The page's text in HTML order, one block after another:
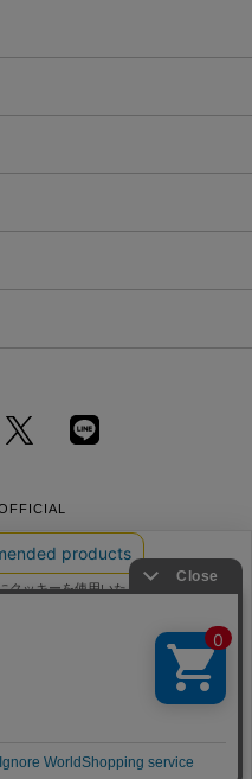
特定商取引法に基づく通販の表記
Inc.
ッキーを使用いたします。ボタン
ーを通じて収集する情報には「お客
クッキーポリシ